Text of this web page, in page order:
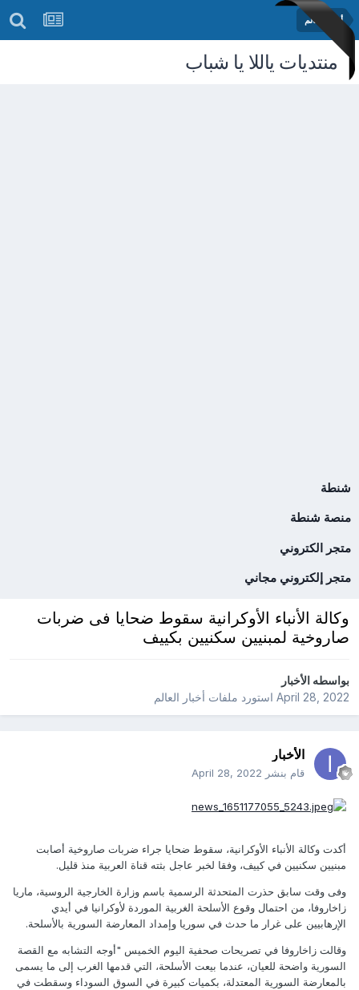
أخبار العالم
منتديات ياللا يا شباب
شنطة
منصة شنطة
متجر الكتروني
متجر إلكتروني مجاني
وكالة الأنباء الأوكرانية سقوط ضحايا فى ضربات
صاروخية لمبنيين سكنيين بكييف
بواسطهالأخبار
April 28, 2022استورد ملفات أخبار العالم
الأخبار
قام بنشر April 28, 2022
أكدت وكالة الأنباء الأوكرانية، سقوط ضحايا جراء ضربات صاروخية أصابت
مبنيين سكنيين في كييف، وفقا لخبر عاجل بثته قناة العربية منذ قليل.
وفى وقت سابق حذرت المتحدثة الرسمية باسم وزارة الخارجية الروسية، ماريا
زاخاروفا، من احتمال وقوع الأسلحة الغربية الموردة لأوكرانيا في أيدي
الإرهابيين على غرار ما حدث في سوريا وإمداد المعارضة السورية بالأسلحة.
وقالت زاخاروفا في تصريحات صحفية اليوم الخميس "أوجه التشابه مع القصة
السورية واضحة للعيان، عندما بيعت الأسلحة، التي قدمها الغرب إلى ما يسمى
بالمعارضة السورية المعتدلة، بكميات كبيرة في السوق السوداء وسقطت في